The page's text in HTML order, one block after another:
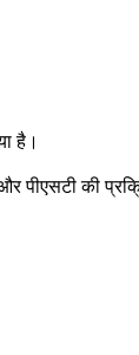
है।
पीएसटी की